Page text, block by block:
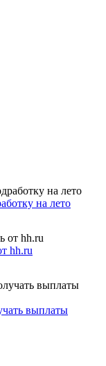
на лето
hh.ru
выплаты